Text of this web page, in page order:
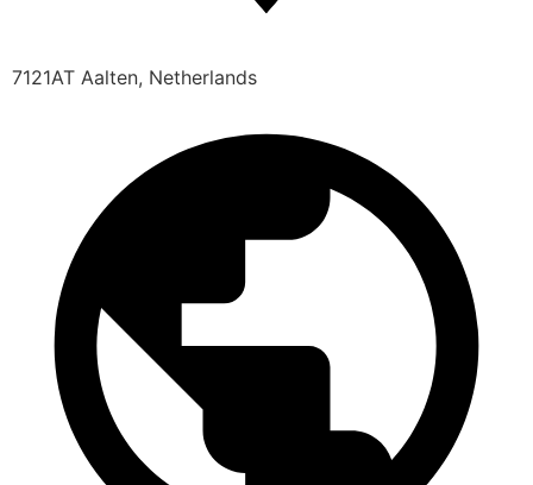
7121AT Aalten, Netherlands